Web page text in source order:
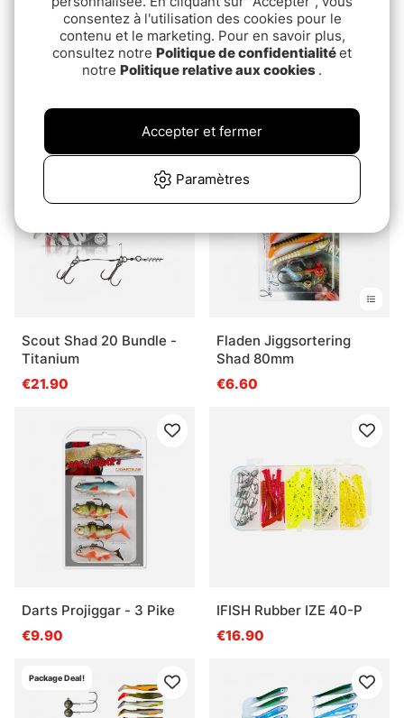
Darts Projiggar - 1
€9.90
Berkley Powerbait Pro
Package Deal!
Scout Shad 20 Bundle -
Titanium
€21.90
Fladen Jiggsortering
Shad 80mm
€6.60
Darts Projiggar - 3 Pike
€9.90
IFISH Rubber IZE 40-P
€16.90
Package Deal!
consentez à l'utilisation des cookies pour le
contenu et le marketing. Pour en savoir plus,
consultez notre Politique de confidentialitéet
notre Politique relative aux cookies .
Paramètres
Accepter et fermer